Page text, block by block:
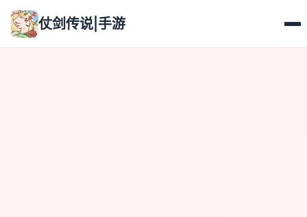
仗剑传说|手游